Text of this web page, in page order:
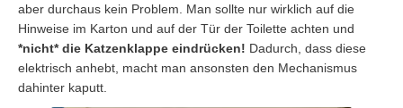
aber durchaus kein Problem. Man sollte nur wirklich auf die
Hinweise im Karton und auf der Tür der Toilette achten und
*nicht* die Katzenklappe eindrücken! Dadurch, dass diese
elektrisch anhebt, macht man ansonsten den Mechanismus
dahinter kaputt.